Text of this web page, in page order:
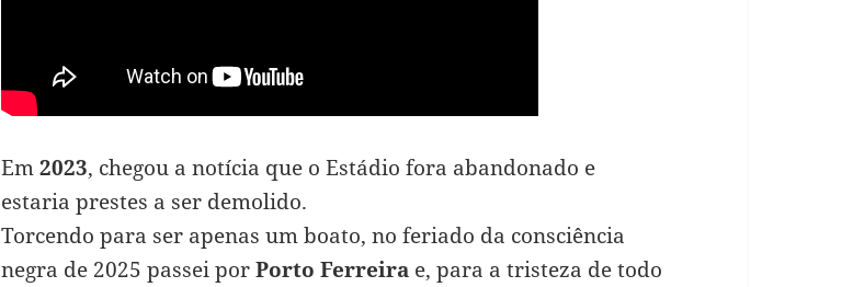
Em2023, chegou a notícia que o Estádio fora abandonado e
estaria prestes a ser demolido.
Torcendo para ser apenas um boato, no feriado da consciência
negra de 2025 passei porPorto Ferreirae, para a tristeza de todo